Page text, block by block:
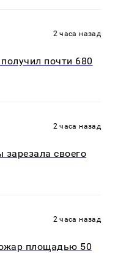
2 часа назад
почти 680
2 часа назад
зарезала своего
2 часа назад
площадью 50